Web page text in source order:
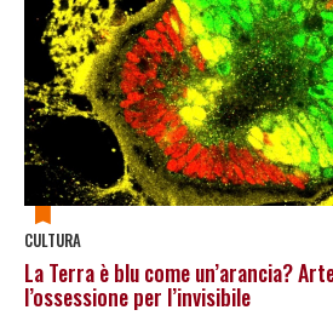
CULTURA
La Terra è blu come un’arancia?
l’ossessione per l’invisibile